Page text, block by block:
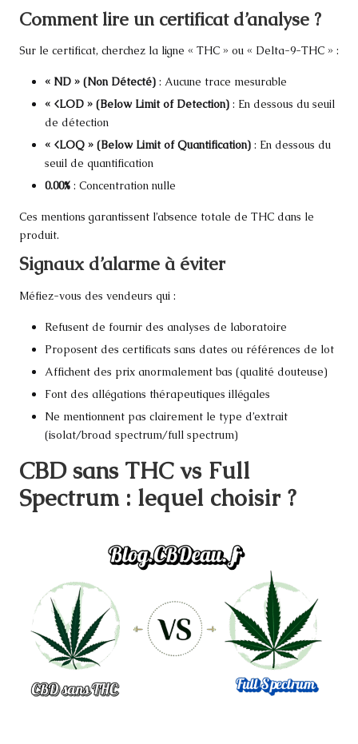
Comment lire un certificat d’analyse ?
Sur le certificat, cherchez la ligne « THC » ou « Delta-9-THC » :
« ND » (Non Détecté) : Aucune trace mesurable
« <LOD » (Below Limit of Detection) : En dessous du seuil
de détection
« <LOQ » (Below Limit of Quantification) : En dessous du
seuil de quantification
0.00% : Concentration nulle
Ces mentions garantissent l’absence totale de THC dans le
produit.
Signaux d’alarme à éviter
Méfiez-vous des vendeurs qui :
Refusent de fournir des analyses de laboratoire
Proposent des certificats sans dates ou références de lot
Affichent des prix anormalement bas (qualité douteuse)
Font des allégations thérapeutiques illégales
Ne mentionnent pas clairement le type d’extrait
(isolat/broad spectrum/full spectrum)
CBD sans THC vs Full
Spectrum : lequel choisir ?